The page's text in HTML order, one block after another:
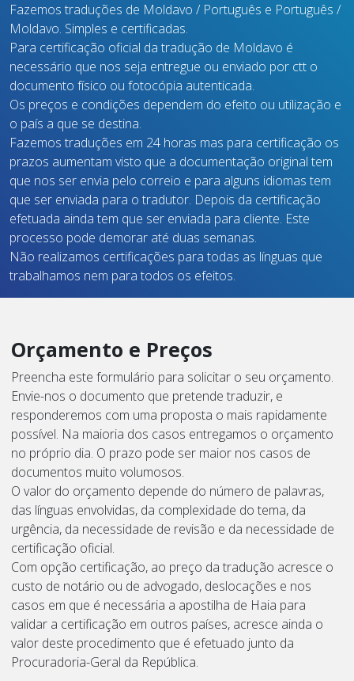
Fazemos traduções de Moldavo / Português e Português /
Moldavo. Simples e certificadas.
Para certificação oficial da tradução de Moldavo é
necessário que nos seja entregue ou enviado por ctt o
documento físico ou fotocópia autenticada.
Os preços e condições dependem do efeito ou utilização e
o país a que se destina.
Fazemos traduções em 24 horas mas para certificação os
prazos aumentam visto que a documentação original tem
que nos ser envia pelo correio e para alguns idiomas tem
que ser enviada para o tradutor. Depois da certificação
efetuada ainda tem que ser enviada para cliente. Este
processo pode demorar até duas semanas.
Não realizamos certificações para todas as línguas que
trabalhamos nem para todos os efeitos.
Orçamento e Preços
Preencha este formulário para solicitar o seu orçamento.
Envie-nos o documento que pretende traduzir, e
responderemos com uma proposta o mais rapidamente
possível. Na maioria dos casos entregamos o orçamento
no próprio dia. O prazo pode ser maior nos casos de
documentos muito volumosos.
O valor do orçamento depende do número de palavras,
das línguas envolvidas, da complexidade do tema, da
urgência, da necessidade de revisão e da necessidade de
certificação oficial.
Com opção certificação, ao preço da tradução acresce o
custo de notário ou de advogado, deslocações e nos
casos em que é necessária a apostilha de Haia para
validar a certificação em outros países, acresce ainda o
valor deste procedimento que é efetuado junto da
Procuradoria-Geral da República.